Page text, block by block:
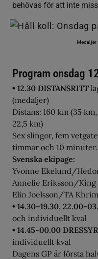
behövas för att inte
Medaljer
Program onsdag
• 12.30 DISTANSRITT
(medaljer)
Distans: 160 km (35
22,5 km)
Sex slingor, fem
timmar och 10 minuter.
Svenska ekipage:
Yvonne Ekelund/
Annelie Eriksson/King
Elin Joelsson/TA Khrim
• 14.30–19.30, 22.00-
och individuellt kval
• 14.45-00.00 DRESSYR
individuellt kval
Dagens GP är första